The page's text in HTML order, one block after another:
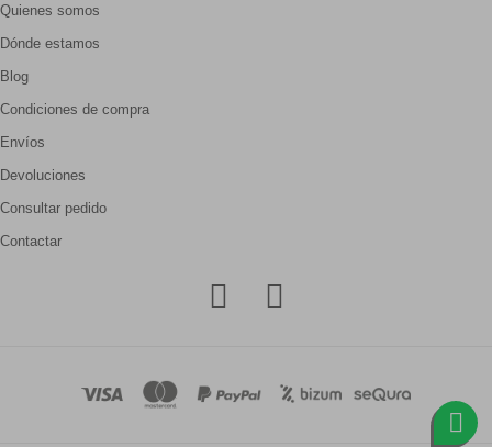
Quienes somos
Dónde estamos
Blog
Condiciones de compra
Envíos
Devoluciones
Consultar pedido
Contactar